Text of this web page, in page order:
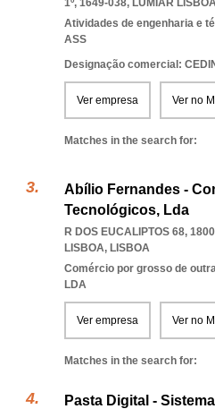
1º, 1649-038, LUMIAR
Atividades de engenharia e
ASS
Designação comercial:
Ver empresa Ver no
Matches in the search for:
Abílio Fernandes -
Tecnológicos, Lda
R DOS EUCALIPTOS 68,
LISBOA, LISBOA
Comércio por grosso de
LDA
Ver empresa Ver no
Matches in the search for:
Pasta Digital -